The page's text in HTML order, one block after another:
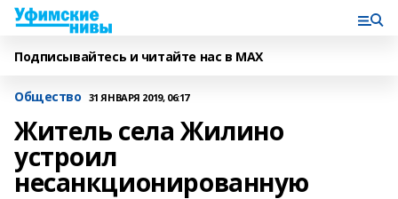
Подписывайтесь и читайте нас в MAX
Общество 31 ЯНВАРЯ 2019, 06:17
Житель села Жилино
устроил
несанкционированную